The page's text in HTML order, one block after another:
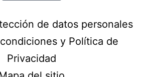
de datos personales
y Política de
Privacidad